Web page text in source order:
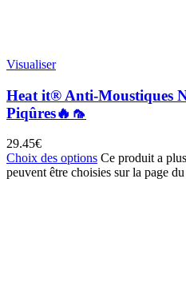
Visualiser
Heat it® Anti-Moustiques
Piqûres🔥🦟
29.45€
Choix des options Ce produit a
peuvent être choisies sur la page